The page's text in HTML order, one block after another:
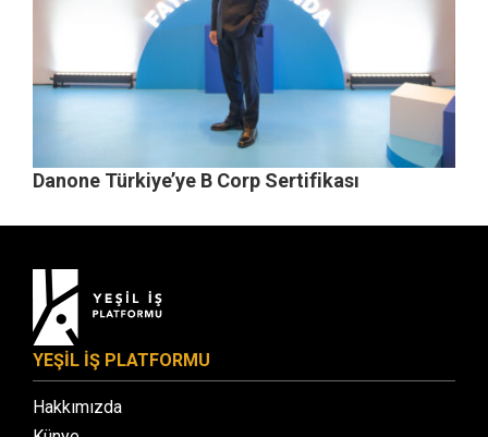
Danone Türkiye’ye B Corp Sertifikası
YEŞİL İŞ PLATFORMU
Hakkımızda